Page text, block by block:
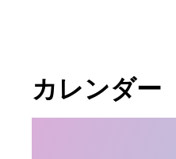
カレンダー